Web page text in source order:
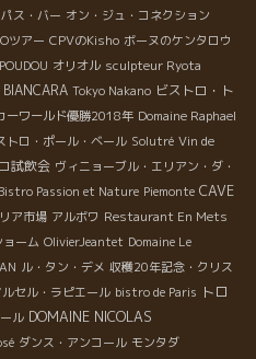
ス・バー オン・ジュ・コネクション
ツアー CPVのKisho ボーヌのケンタロウ
オリオル sculpteur Ryota
Tokyo Nakano ビストロ・ト
ーワールド優勝2018年 Domaine Raphael
トロ・ポール・ベール Solutré Vin de
試飲会 ヴィニョーブル・エリアン・ダ・
Bistro Passion et Nature Piemonte CAVE
ア市場 アルボワ Restaurant En Mets
ーム OlivierJeantet Domaine Le
ル・タン・デメ 収穫20年記念・クリス
セル・ラピエール bistro de Paris トロ
ル DOMAINE NICOLAS
ダンス・アンコール モンタダ